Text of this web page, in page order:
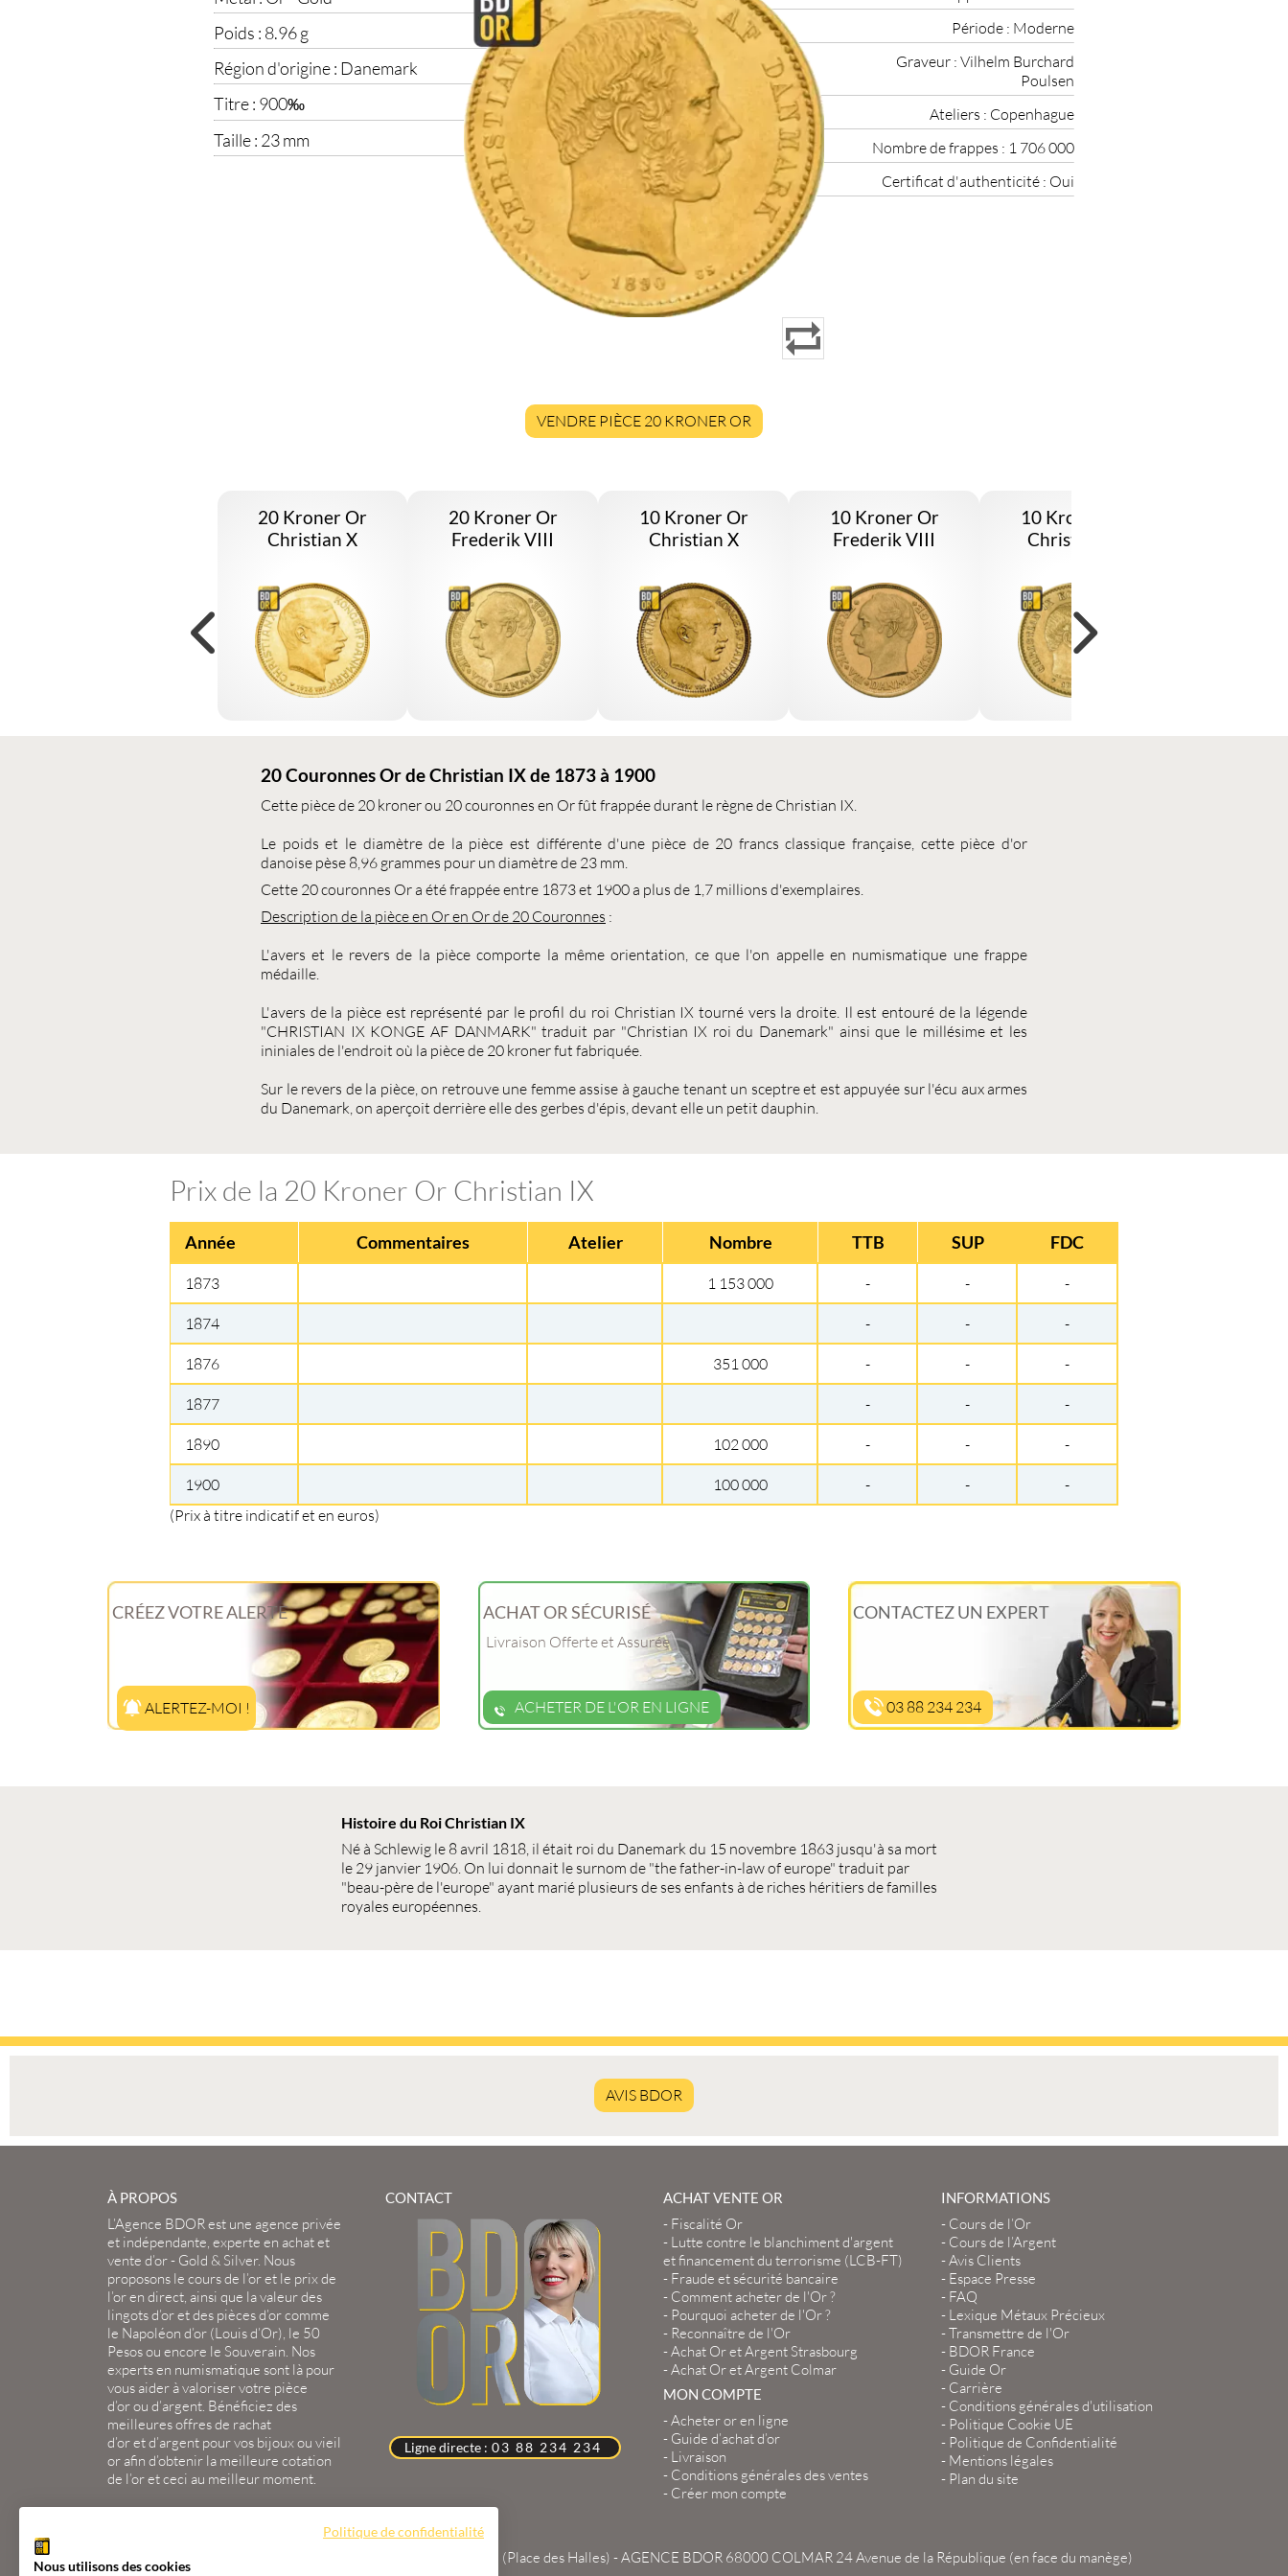
Poids : 8.96 g
Région d'origine : Danemark
Titre : 900‰
Taille : 23 mm
Période : Moderne
Graveur : Vilhelm Burchard
Poulsen
Ateliers : Copenhague
Nombre de frappes : 1 706 000
Certificat d'authenticité : Oui
VENDRE PIÈCE 20 KRONER OR
20 Kroner Or
Christian X
20 Kroner Or
Frederik VIII
10 Kroner Or
Christian X
10 Kroner Or
Frederik VIII
10 Kroner Or
Christian IX
20 Couronnes Or de Christian IX de 1873 à 1900
Cette pièce de 20 kronerou 20 couronnes en Or fût frappée durant le règne de Christian IX.
Le poids et le diamètre de la pièce est différente d'une pièce de 20 francs classique française, cette pièce d'or
danoise pèse 8,96 grammes pour un diamètre de 23 mm.
Cette 20 couronnes Ora été frappée entre 1873 et 1900 a plus de 1,7 millions d'exemplaires.
Description de la pièce en Or en Or de 20 Couronnes :
L'avers et le revers de la pièce comporte la même orientation, ce que l'on appelle en numismatique une frappe
médaille.
L'avers de la pièce est représenté par le profil du roi Christian IX tourné vers la droite. Il est entouré de la légende
"CHRISTIAN IX KONGE AF DANMARK" traduit par "Christian IX roi du Danemark" ainsi que le millésime et les
ininiales de l'endroit où la pièce de 20 kroner fut fabriquée.
Sur le revers de la pièce, on retrouve une femme assise à gauche tenant un sceptre et est appuyée sur l'écu aux armes
du Danemark, on aperçoit derrière elle des gerbes d'épis, devant elle un petit dauphin.
Prix de la 20 Kroner Or Christian IX
Année Commentaires Atelier Nombre TTB SUP FDC
1873 1 153 000 - - -
1874 - - -
1876 351 000 - - -
1877 - - -
1890 102 000 - - -
1900 100 000 - -
-
(Prix à titre indicatif et en euros)
CRÉEZ VOTRE ALERTE
ALERTEZ-MOI !
ACHAT OR SÉCURISÉ
Livraison Offerte et Assurée
ACHETER DE L'OR EN LIGNE
CONTACTEZ UN EXPERT
03 88 234 234
Histoire du Roi Christian IX
Né à Schlewig le 8 avril 1818, il était roi du Danemark du 15 novembre 1863 jusqu'à sa mort
le 29 janvier 1906. On lui donnait le surnom de "the father-in-law of europe" traduit par
"beau-père de l'europe" ayant marié plusieurs de ses enfants à de riches héritiers de familles
royales européennes.
AVIS BDOR
À PROPOS
L’Agence BDOR est une agence privée
et indépendante, experte en achat et
vente d’or- Gold & Silver. Nous
proposons le cours de l’oret le prix de
l’or en direct , ainsi que lavaleur des
lingots d’oret des pièces d’orcomme
le Napoléon d’or (Louis d’Or), le 50
Pesosou encore le Souverain . Nos
experts en numismatique sont là pour
vous aider à valoriser votre pièce
d’orou d’argent . Bénéficiez des
meilleures offres de rachat
d’oretd’argent pour vos bijouxou vieil
or afin d’obtenir la meilleure cotation
de l’oret ceci au meilleur moment.
CONTACT
Ligne directe : 03 88 234 234
ACHAT VENTE OR
- Fiscalité Or
- Lutte contre le blanchiment d'argent
et financement du terrorisme (LCB-FT)
- Fraude et sécurité bancaire
- Comment acheter de l'Or ?
- Pourquoi acheter de l'Or ?
- Reconnaître de l'Or
-Achat Or et Argent Strasbourg
-Achat Or et Argent Colmar
MON COMPTE
-Acheter or en ligne
- Guide d’achat d’or
- Livraison
- Conditions générales des ventes
- Créer mon compte
INFORMATIONS
- Cours de l’Or
- Cours de l’Argent
-Avis Clients
- Espace Presse
- FAQ
- Lexique Métaux Précieux
-Transmettre de l'Or
- BDOR France
- Guide Or
- Carrière
- Conditions générales d'utilisation
- Politique Cookie UE
- Politique de Confidentialité
- Mentions légales
- Plan du site
AGENCE BDOR 67000 STRASBOURG 2 Rue du Travail (Place des Halles) -AGENCE BDOR 68000 COLMAR 24 Avenue de la République (en face du manège)
Politique de confidentialité
Nous utilisons des cookies